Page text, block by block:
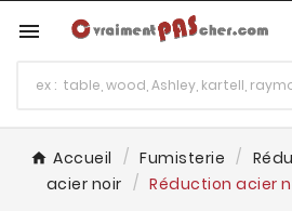

Accueil Fumisterie
acier noir
Réduction acier